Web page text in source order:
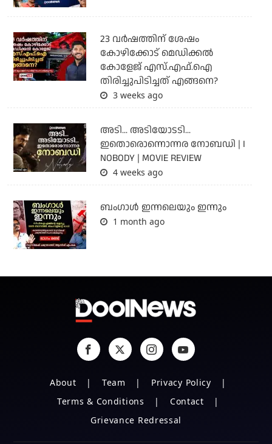
23 വർഷത്തിന് ശേഷം
കോഴിക്കോട് മെഡിക്കൽ
കോളേജ് എസ്.എഫ്.ഐ
തിരിച്ചുപിടിച്ചത് എങ്ങനെ?
3 weeks ago
അടി... അടിയോടടി...
ഇതൊരൊന്നൊന്നര നോബഡി | I
NOBODY | MOVIE REVIEW
4 weeks ago
ബംഗാള്‍ ഇന്നലെയും ഇന്നും
1 month ago
About Team
Privacy Policy
Terms & Conditions
Contact
Grievance Redressal